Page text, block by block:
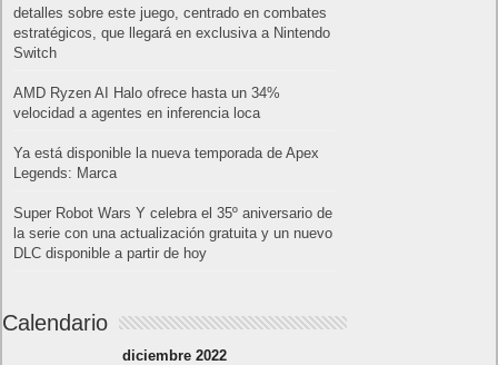
detalles sobre este juego, centrado en combates
estratégicos, que llegará en exclusiva a Nintendo
Switch
AMD Ryzen AI Halo ofrece hasta un 34%
velocidad a agentes en inferencia loca
Ya está disponible la nueva temporada de Apex
Legends: Marca
Super Robot Wars Y celebra el 35º aniversario de
la serie con una actualización gratuita y un nuevo
DLC disponible a partir de hoy
Calendario
diciembre 2022